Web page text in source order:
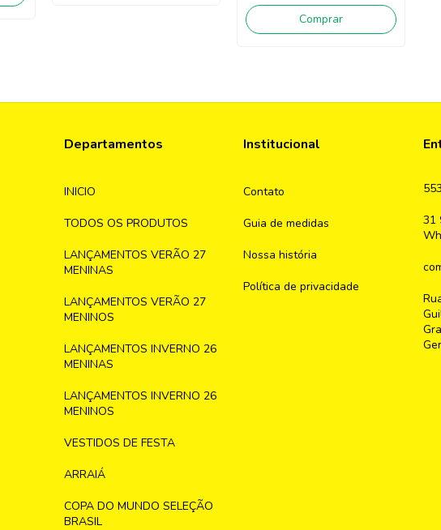
Comprar
Departamentos
INICIO
TODOS OS PRODUTOS
LANÇAMENTOS VERÃO 27
MENINAS
LANÇAMENTOS VERÃO 27
MENINOS
LANÇAMENTOS INVERNO 26
MENINAS
LANÇAMENTOS INVERNO 26
MENINOS
VESTIDOS DE FESTA
ARRAIÁ
COPA DO MUNDO SELEÇÃO
BRASIL
Institucional
Contato
Guia de medidas
Nossa história
Política de privacidade
31